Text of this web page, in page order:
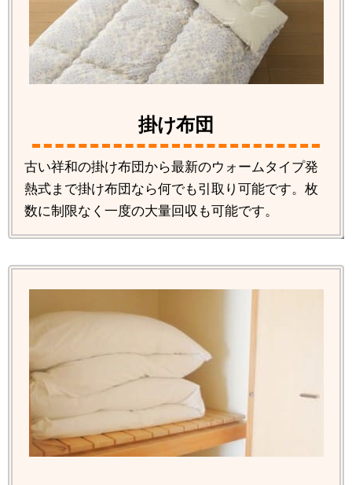
掛け布団
古い祥和の掛け布団から最新のウォームタイプ発
熱式まで掛け布団なら何でも引取り可能です。枚
数に制限なく一度の大量回収も可能です。